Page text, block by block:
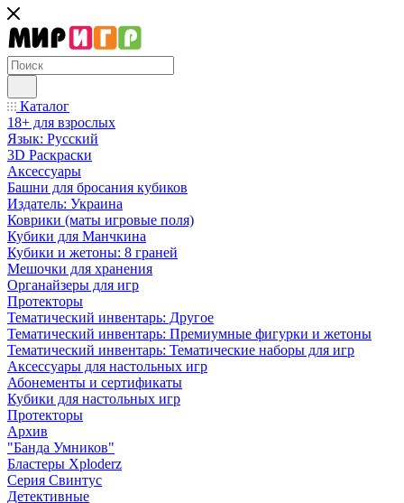
Каталог
18+ для взрослых
Язык: Русский
3D Раскраски
Аксессуары
Башни для бросания кубиков
Издатель: Украина
Коврики (маты игровые поля)
Кубики для Манчкина
Кубики и жетоны: 8 граней
Мешочки для хранения
Органайзеры для игр
Протекторы
Тематический инвентарь: Другое
Тематический инвентарь: Премиумные фигурки и жетоны
Тематический инвентарь: Тематические наборы для игр
Аксессуары для настольных игр
Абонементы и сертификаты
Кубики для настольных игр
Протекторы
Архив
"Банда Умников"
Бластеры Xploderz
Cерия Свинтус
Детективные